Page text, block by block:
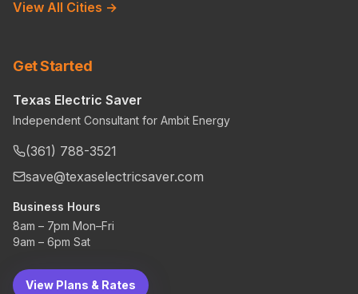
View All Cities →
Get Started
Texas Electric Saver
Independent Consultant for Ambit Energy
(361) 788-3521
save@texaselectricsaver.com
Business Hours
8am – 7pm Mon–Fri
9am – 6pm Sat
View Plans & Rates